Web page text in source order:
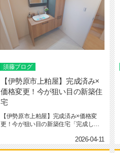
須藤ブログ
【伊勢原市上粕屋】完成済み×
価格変更！今が狙い目の新築住
宅
【伊勢原市上粕屋】完成済み×価格変
更！今が狙い目の新築住宅「完成して
2026-04-11